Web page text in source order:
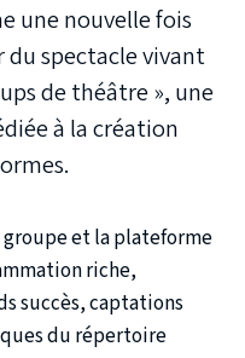
une nouvelle fois
du spectacle vivant
de théâtre », une
à la création
groupe et la plateforme
riche,
succès, captations
du répertoire